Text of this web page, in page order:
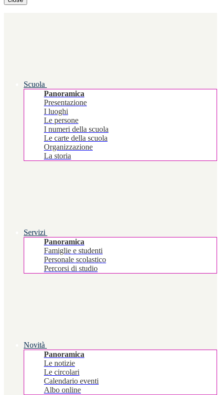
Scuola
Panoramica
Presentazione
I luoghi
Le persone
I numeri della scuola
Le carte della scuola
Organizzazione
La storia
Servizi
Panoramica
Famiglie e studenti
Personale scolastico
Percorsi di studio
Novità
Panoramica
Le notizie
Le circolari
Calendario eventi
Albo online